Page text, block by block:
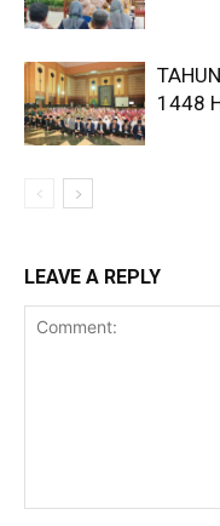
1448
LEAVE A REPLY